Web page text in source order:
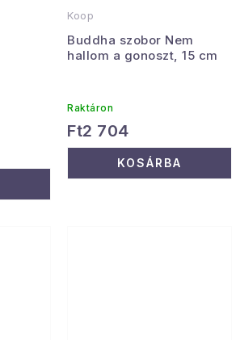
Koop
Buddha szobor Nem
hallom a gonoszt, 15 cm
Raktáron
Ft2 704
KOSÁRBA